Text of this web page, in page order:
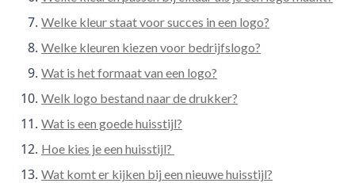
Welke kleur staat voor succes in een logo?
Welke kleuren kiezen voor bedrijfslogo?
Wat is het formaat van een logo?
Welk logo bestand naar de drukker?
Wat is een goede huisstijl?
Hoe kies je een huisstijl?
Wat komt er kijken bij een nieuwe huisstijl?